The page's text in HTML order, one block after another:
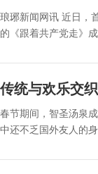
琅琊新闻网讯 近日，
的《跟着共产党走》
传统与欢乐交
春节期间，智圣汤泉
中还不乏国外友人的